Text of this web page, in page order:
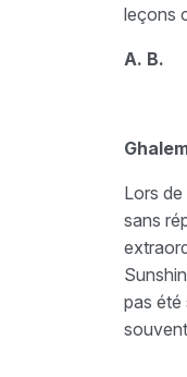
leçons
A. B.
Lors de
sans
pas été